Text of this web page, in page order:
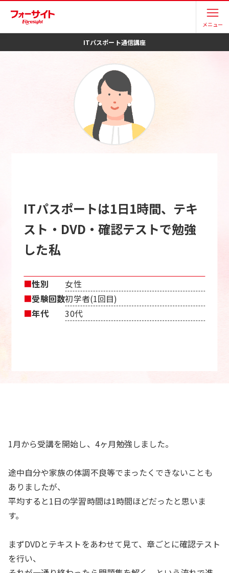
メニュー
ITパスポート通信講座
ITパスポートは1日1時間、テキ
スト・DVD・確認テストで勉強
した私
■性別
女性
■受験回数初学者(1回目)
■年代 30代
1月から受講を開始し、4ヶ月勉強しました。
途中自分や家族の体調不良等でまったくできないことも
ありましたが、
平均すると1日の学習時間は1時間ほどだったと思いま
す。
まずDVDとテキストをあわせて見て、章ごとに確認テスト
を行い、